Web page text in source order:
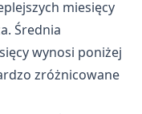
miesięcy
Średnia
wynosi poniżej
zróżnicowane